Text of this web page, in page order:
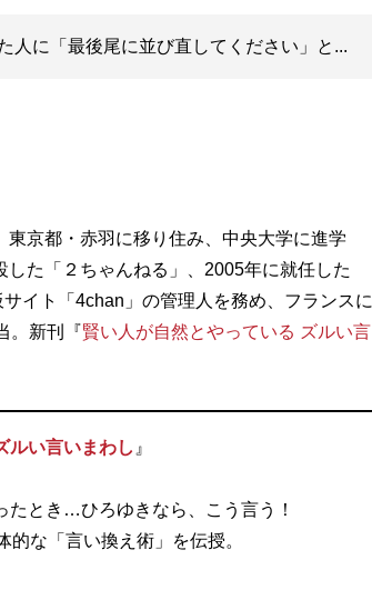
人に「最後尾に並び直してください」と...
京都・赤羽に移り住み、中央大学に進学
た「２ちゃんねる」、2005年に就任した
イト「4chan」の管理人を務め、フランスに
。新刊『賢い人が自然とやっている ズルい言
い言いまわし 』
たとき…ひろゆきなら、こう言う！
な「言い換え術」を伝授。